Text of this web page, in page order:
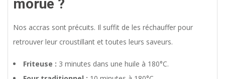
morue ?
Nos accras sont précuits. Il suffit de les réchauffer pour
retrouver leur croustillant et toutes leurs saveurs.
Friteuse : 3 minutes dans une huile à 180°C.